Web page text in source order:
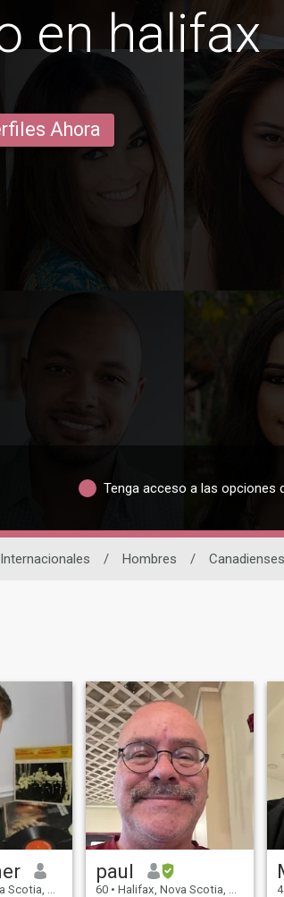
en halifax
Ahora
Tenga acceso a las opciones
/ Hombres / Canadienses
Canadá
paul
60 • Halifax, Nova Scotia, Canadá